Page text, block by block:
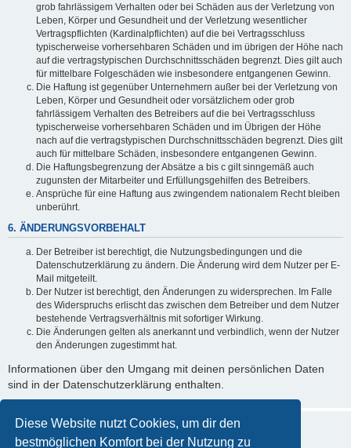
Diese Website nutzt Cookies, um dir den
bestmöglichen Komfort bei der Nutzung zu
grob fahrlässigem Verhalten oder bei Schäden aus der Verletzung von
Leben, Körper und Gesundheit und der Verletzung wesentlicher
Vertragspflichten (Kardinalpflichten) auf die bei Vertragsschluss
typischerweise vorhersehbaren Schäden und im übrigen der Höhe nach
auf die vertragstypischen Durchschnittsschäden begrenzt. Dies gilt auch
für mittelbare Folgeschäden wie insbesondere entgangenen Gewinn.
Die Haftung ist gegenüber Unternehmern außer bei der Verletzung von
Leben, Körper und Gesundheit oder vorsätzlichem oder grob
fahrlässigem Verhalten des Betreibers auf die bei Vertragsschluss
typischerweise vorhersehbaren Schäden und im Übrigen der Höhe
nach auf die vertragstypischen Durchschnittsschäden begrenzt. Dies gilt
auch für mittelbare Schäden, insbesondere entgangenen Gewinn.
Die Haftungsbegrenzung der Absätze a bis c gilt sinngemäß auch
zugunsten der Mitarbeiter und Erfüllungsgehilfen des Betreibers.
Ansprüche für eine Haftung aus zwingendem nationalem Recht bleiben
unberührt.
6. ÄNDERUNGSVORBEHALT
Der Betreiber ist berechtigt, die Nutzungsbedingungen und die
Datenschutzerklärung zu ändern. Die Änderung wird dem Nutzer per E-
Mail mitgeteilt.
Der Nutzer ist berechtigt, den Änderungen zu widersprechen. Im Falle
des Widerspruchs erlischt das zwischen dem Betreiber und dem Nutzer
bestehende Vertragsverhältnis mit sofortiger Wirkung.
Die Änderungen gelten als anerkannt und verbindlich, wenn der Nutzer
den Änderungen zugestimmt hat.
Informationen über den Umgang mit deinen persönlichen Daten
sind in der Datenschutzerklärung enthalten.